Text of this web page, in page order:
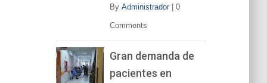
By Administrador| 0
Comments
Gran demanda de
pacientes en